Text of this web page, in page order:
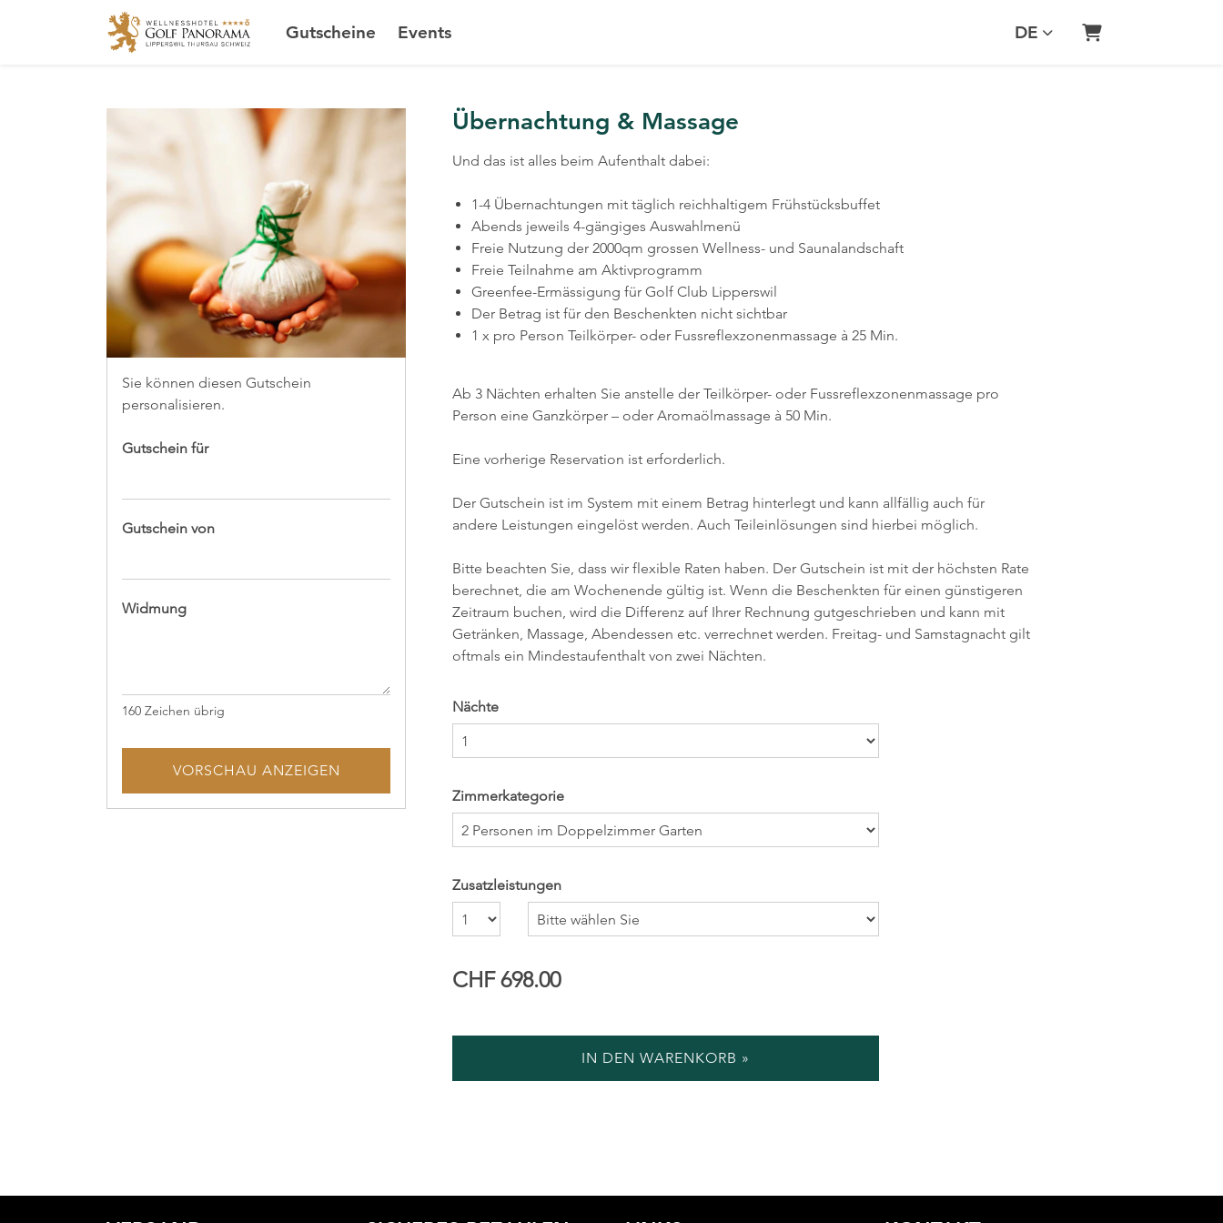
Gutscheine Events DE
Warenkorb
Sie können diesen Gutschein
personalisieren.
Gutschein für
Gutschein von
Widmung
160 Zeichen übrig
VORSCHAU ANZEIGEN
Übernachtung & Massage
Und das ist alles beim Aufenthalt dabei:
1-4 Übernachtungen mit täglich reichhaltigem Frühstücksbuffet
Abends jeweils 4-gängiges Auswahlmenü
Freie Nutzung der 2000qm grossen Wellness- und Saunalandschaft
Freie Teilnahme am Aktivprogramm
Greenfee-Ermässigung für Golf Club Lipperswil
Der Betrag ist für den Beschenkten nicht sichtbar
1 x pro Person Teilkörper- oder Fussreflexzonenmassage à 25 Min.
Ab 3 Nächten erhalten Sie anstelle der Teilkörper- oder Fussreflexzonenmassage pro
Person eine Ganzkörper – oder Aromaölmassage à 50 Min.
Eine vorherige Reservation ist erforderlich.
Der Gutschein ist im System mit einem Betrag hinterlegt und kann allfällig auch für
andere Leistungen eingelöst werden. Auch Teileinlösungen sind hierbei möglich.
Bitte beachten Sie, dass wir flexible Raten haben. Der Gutschein ist mit der höchsten Rate
berechnet, die am Wochenende gültig ist. Wenn die Beschenkten für einen günstigeren
Zeitraum buchen, wird die Differenz auf Ihrer Rechnung gutgeschrieben und kann mit
Getränken, Massage, Abendessen etc. verrechnet werden. Freitag- und Samstagnacht gilt
oftmals ein Mindestaufenthalt von zwei Nächten.
Nächte
Zimmerkategorie
Zusatzleistungen
Anzahl
CHF 698.00
IN DEN WARENKORB »